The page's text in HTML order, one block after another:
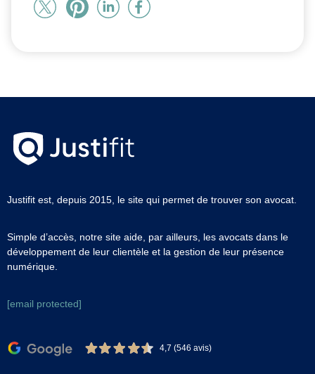
Justifit est, depuis 2015, le site qui permet de trouver son avocat.
Simple d’accès, notre site aide, par ailleurs, les avocats dans le
développement de leur clientèle et la gestion de leur présence
numérique.
[email protected]
4,7 (546 avis)